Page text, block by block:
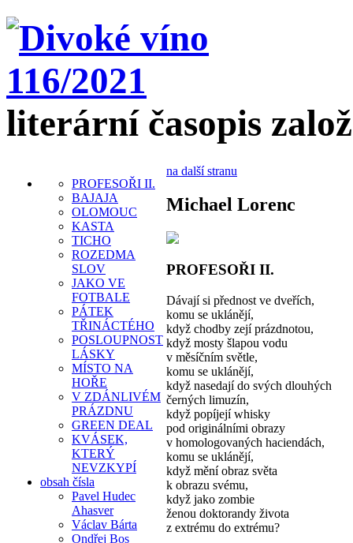
literární časopis
PROFESOŘI II.
BAJAJA
OLOMOUC
KASTA
TICHO
ROZEDMA
SLOV
JAKO VE
FOTBALE
PÁTEK
TŘINÁCTÉHO
POSLOUPNOST
LÁSKY
MÍSTO NA
HOŘE
V ZDÁNLIVÉM
PRÁZDNU
GREEN DEAL
KVÁSEK,
KTERÝ
NEVZKYPÍ
obsah čísla
Pavel Hudec
Ahasver
Václav Bárta
Ondřej Bos
na další stranu
Michael Lorenc
PROFESOŘI II.
Dávají si přednost ve dveřích,
komu se uklánějí,
když chodby zejí prázdnotou,
když mosty šlapou vodu
v měsíčním světle,
komu se uklánějí,
když nasedají do svých dlouhých
černých limuzín,
když popíjejí whisky
pod originálními obrazy
v homologovaných haciendách,
komu se uklánějí,
když mění obraz světa
k obrazu svému,
když jako zombie
ženou doktorandy života
z extrému do extrému?